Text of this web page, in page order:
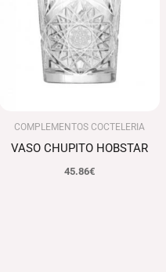
COMPLEMENTOS COCTELERIA
VASO CHUPITO HOBSTAR
45.86€